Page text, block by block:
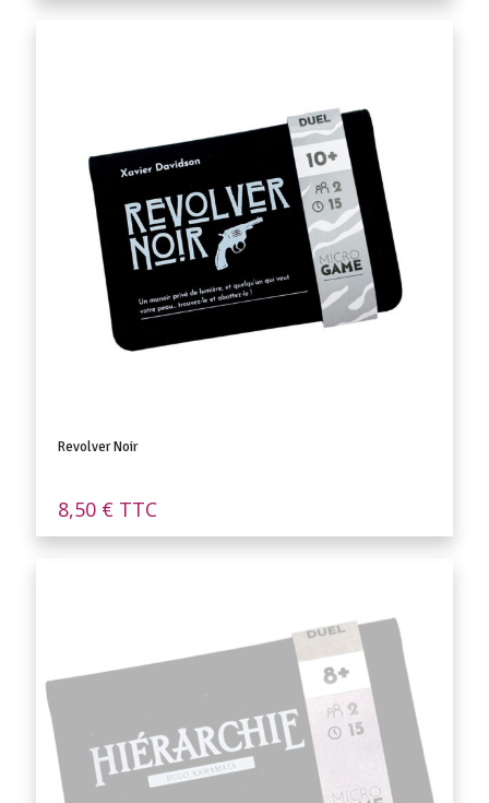
Revolver Noir
8,50 € TTC